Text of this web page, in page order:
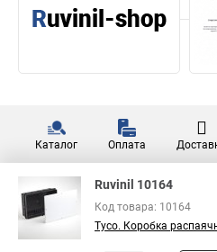
Каталог Оплата
Ruvinil 10164
Код товара: 10164
Тусо. Коробка